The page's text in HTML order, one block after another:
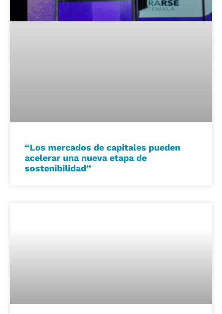
“Los mercados de capitales pueden
acelerar una nueva etapa de
sostenibilidad”